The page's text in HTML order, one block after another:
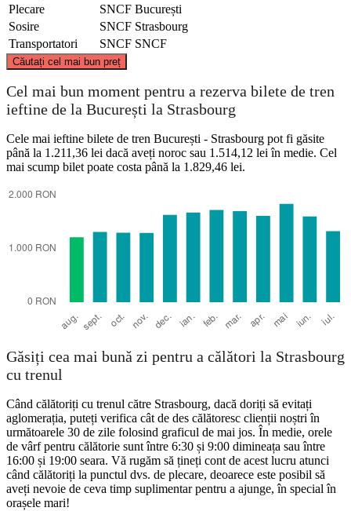
Plecare
SNCF București
Sosire
SNCF Strasbourg
Transportatori
SNCF SNCF
Căutați cel mai bun preț
Bucharest
Strasbourg
Cel mai bun moment pentru a rezerva bilete de tren
ieftine de la București la Strasbourg
Cele mai ieftine bilete de tren București - Strasbourg pot fi găsite
până la 1.211,36 lei dacă aveți noroc sau 1.514,12 lei în medie. Cel
mai scump bilet poate costa până la 1.829,46 lei.
Găsiți cea mai bună zi pentru a călători la Strasbourg
cu trenul
Când călătoriți cu trenul către Strasbourg, dacă doriți să evitați
aglomerația, puteți verifica cât de des călătoresc clienții noștri în
următoarele 30 de zile folosind graficul de mai jos. În medie, orele
de vârf pentru călătorie sunt între 6:30 și 9:00 dimineața sau între
16:00 și 19:00 seara. Vă rugăm să țineți cont de acest lucru atunci
când călătoriți la punctul dvs. de plecare, deoarece este posibil să
aveți nevoie de ceva timp suplimentar pentru a ajunge, în special în
orașele mari!